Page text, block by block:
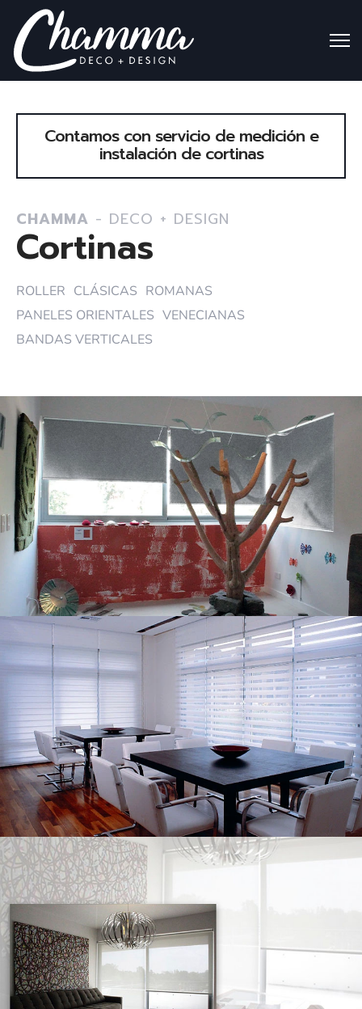
Contamos con servicio de medición e
instalación de cortinas
CHAMMA - DECO + DESIGN
Cortinas
ROLLER CLÁSICAS ROMANAS
PANELES ORIENTALES VENECIANAS
BANDAS VERTICALES